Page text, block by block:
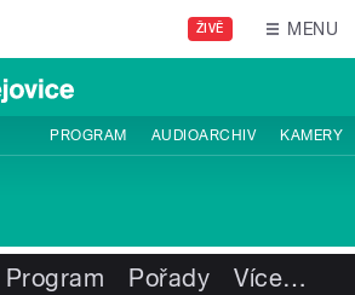
ŽIVĚ MENU
PROGRAM AUDIOARCHIV KAMERY
Program Pořady Více…